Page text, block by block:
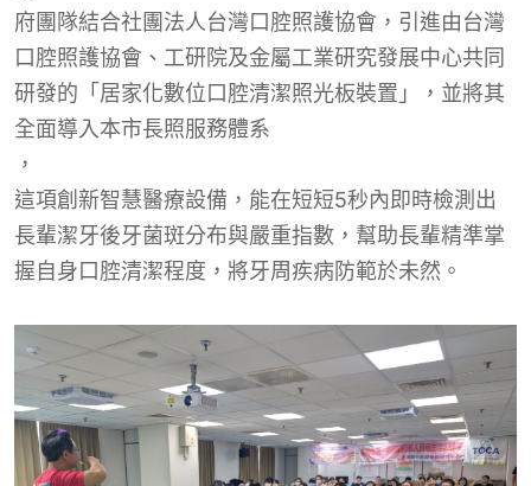
府團隊結合社團法人台灣口腔照護協會，引進由台灣
口腔照護協會、工研院及金屬工業研究發展中心共同
研發的「居家化數位口腔清潔照光板裝置」，並將其
全面導入本市長照服務體系
，
這項創新智慧醫療設備，能在短短5秒內即時檢測出
長輩潔牙後牙菌斑分布與嚴重指數，幫助長輩精準掌
握自身口腔清潔程度，將牙周疾病防範於未然。